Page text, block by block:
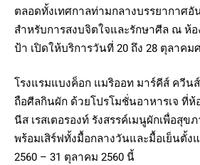
ตลอดทั้งเทศกาลท่ามกลางบรรยากาศอั
สำหรับการสงบจิตใจและรักษาศีล ณ ห้อ
ป้า เปิดให้บริการวันที่ 20 ถึง 28 ตุลาคม
โรงแรมแบงค็อก แมริออท มาร์คีส์ ควีน
ถือศีลกินผัก ด้วยโปรโมชั่นอาหารเจ ที่ห้
นีส เรสเตอรองท์ รังสรรค์เมนูผักเพื่อสุข
พร้อมเสิร์ฟทั้งมื้อกลางวันและมื้อเย็นตั้ง
2560 – 31 ตุลาคม 2560 นี้